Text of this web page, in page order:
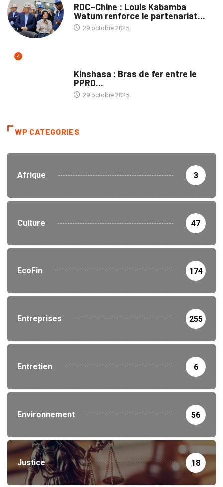
RDC–Chine : Louis Kabamba
Watum renforce le partenariat...
29 octobre 2025
4
Kinshasa : Bras de fer entre le
PPRD...
29 octobre 2025
WP CATEGORIES
Afrique 3
Culture 47
EcoFin 174
Entreprises 255
Entretien 6
Environnement 56
Justice 18